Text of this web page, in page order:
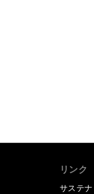
リンク
サステ